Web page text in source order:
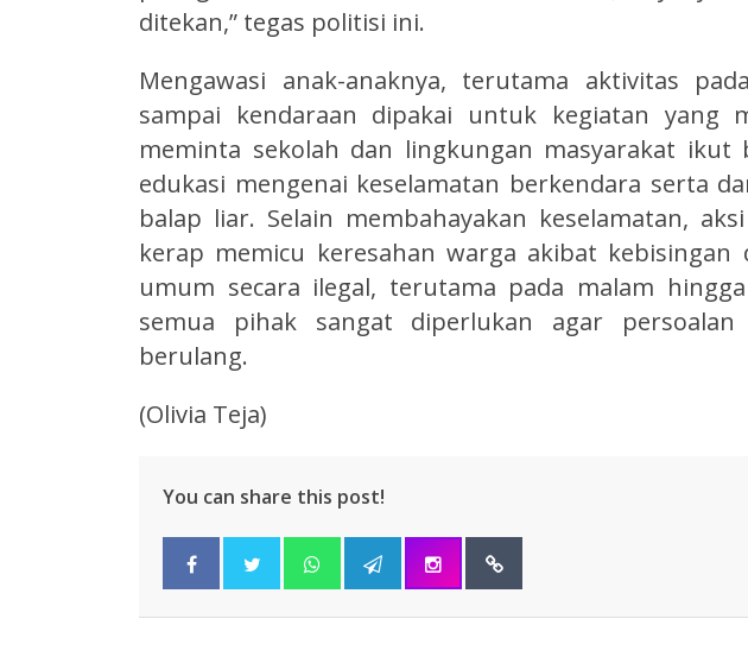
ditekan,” tegas politisi ini.
Mengawasi anak-anaknya, terutama aktivitas
sampai kendaraan dipakai untuk kegiatan yang
meminta sekolah dan lingkungan masyarakat ikut
edukasi mengenai keselamatan berkendara serta
balap liar. Selain membahayakan keselamatan,
kerap memicu keresahan warga akibat kebisingan
umum secara ilegal, terutama pada malam
semua pihak sangat diperlukan agar
berulang.
(Olivia Teja)
You can share this post!